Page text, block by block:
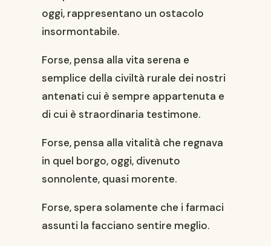
oggi, rappresentano un ostacolo
insormontabile.
Forse, pensa alla vita serena e
semplice della civiltà rurale dei nostri
antenati cui è sempre appartenuta e
di cui è straordinaria testimone.
Forse, pensa alla vitalità che regnava
in quel borgo, oggi, divenuto
sonnolente, quasi morente.
Forse, spera solamente che i farmaci
assunti la facciano sentire meglio.